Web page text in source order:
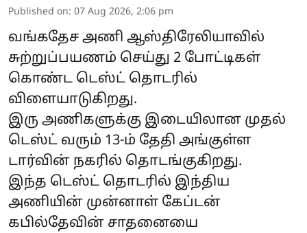
Published on: 07 Aug 2026, 2:06 pm
வங்கதேச அணி ஆஸ்திரேலியாவில்
சுற்றுப்பயணம் செய்து 2 போட்டிகள்
கொண்ட டெஸ்ட் தொடரில்
விளையாடுகிறது.
இரு அணிகளுக்கு இடையிலான முதல்
டெஸ்ட் வரும் 13-ம் தேதி அங்குள்ள
டார்வின் நகரில் தொடங்குகிறது.
இந்த டெஸ்ட் தொடரில் இந்திய
அணியின் முன்னாள் கேப்டன்
கபில்தேவின் சாதனையை